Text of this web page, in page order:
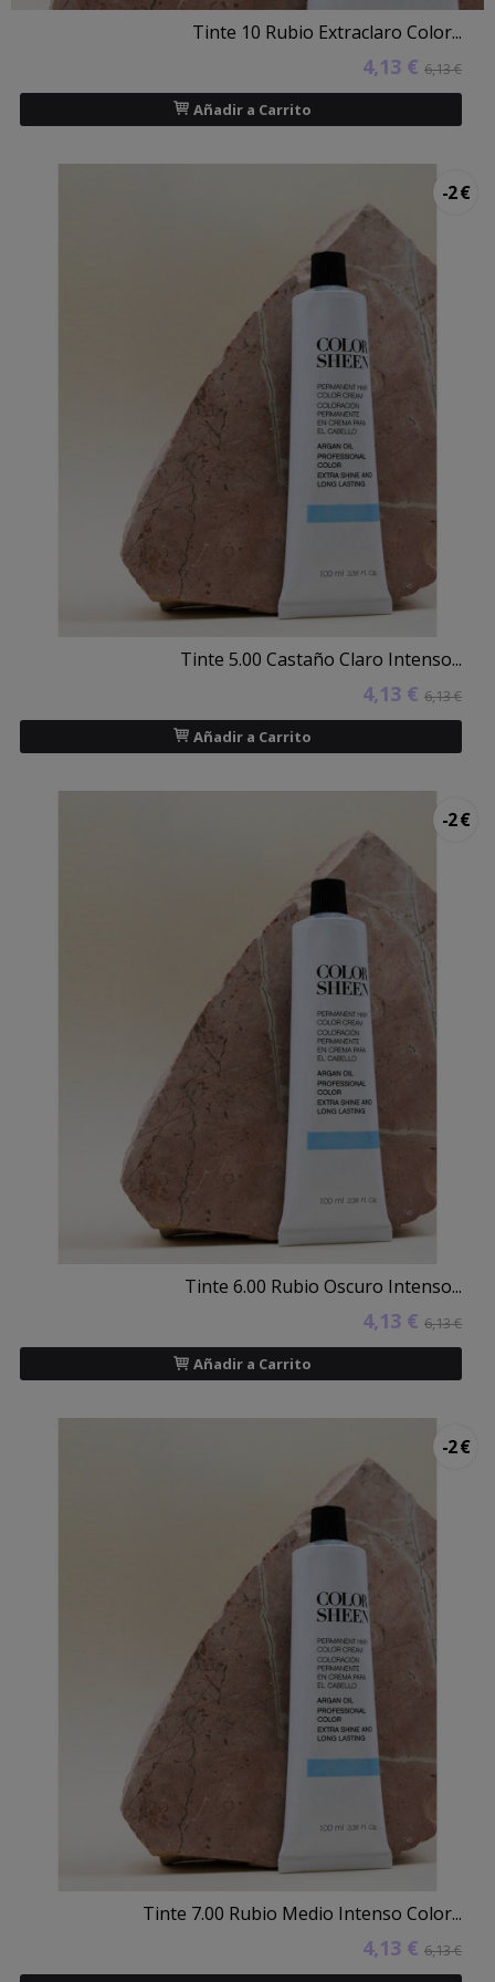
Tinte 10 Rubio Extraclaro Color...
4,13 € 6,13 €
Añadir a Carrito
-2 €
Tinte 5.00 Castaño Claro Intenso...
4,13 € 6,13 €
Añadir a Carrito
-2 €
Tinte 6.00 Rubio Oscuro Intenso...
4,13 € 6,13 €
Añadir a Carrito
-2 €
Tinte 7.00 Rubio Medio Intenso Color...
4,13 € 6,13 €